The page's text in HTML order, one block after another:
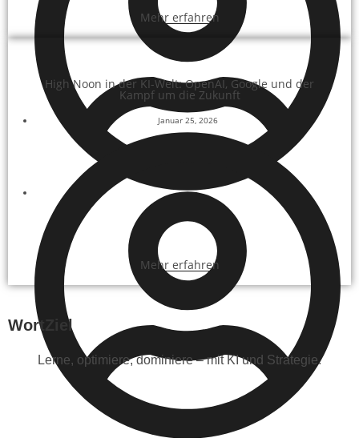
Paul-Patrick Heitzer
Mehr erfahren
High Noon in der KI-Welt: OpenAI, Google und der
Kampf um die Zukunft
Januar 25, 2026
Mehr erfahren
WortZiel
Lerne, optimiere, dominiere – mit KI und Strategie.